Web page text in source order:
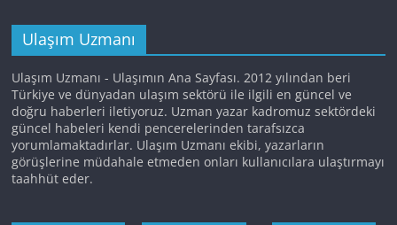
Ulaşım Uzmanı
Ulaşım Uzmanı - Ulaşımın Ana Sayfası. 2012 yılından beri
Türkiye ve dünyadan ulaşım sektörü ile ilgili en güncel ve
doğru haberleri iletiyoruz. Uzman yazar kadromuz sektördeki
güncel habeleri kendi pencerelerinden tarafsızca
yorumlamaktadırlar. Ulaşım Uzmanı ekibi, yazarların
görüşlerine müdahale etmeden onları kullanıcılara ulaştırmayı
taahhüt eder.